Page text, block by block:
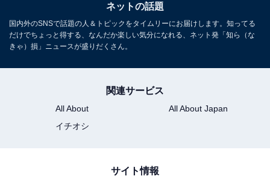
ネットの話題
国内外のSNSで話題の人＆トピックをタイムリーにお届けします。知ってる
だけでちょっと得する、なんだか楽しい気分になれる、ネット発「知ら（な
きゃ）損」ニュースが盛りだくさん。
関連サービス
All About
All About Japan
イチオシ
サイト情報